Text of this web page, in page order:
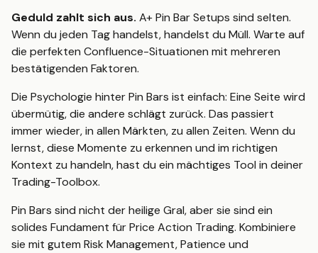
Geduld zahlt sich aus. A+ Pin Bar Setups sind selten.
Wenn du jeden Tag handelst, handelst du Müll. Warte auf
die perfekten Confluence-Situationen mit mehreren
bestätigenden Faktoren.
Die Psychologie hinter Pin Bars ist einfach: Eine Seite wird
übermütig, die andere schlägt zurück. Das passiert
immer wieder, in allen Märkten, zu allen Zeiten. Wenn du
lernst, diese Momente zu erkennen und im richtigen
Kontext zu handeln, hast du ein mächtiges Tool in deiner
Trading-Toolbox.
Pin Bars sind nicht der heilige Gral, aber sie sind ein
solides Fundament für Price Action Trading. Kombiniere
sie mit gutem Risk Management, Patience und